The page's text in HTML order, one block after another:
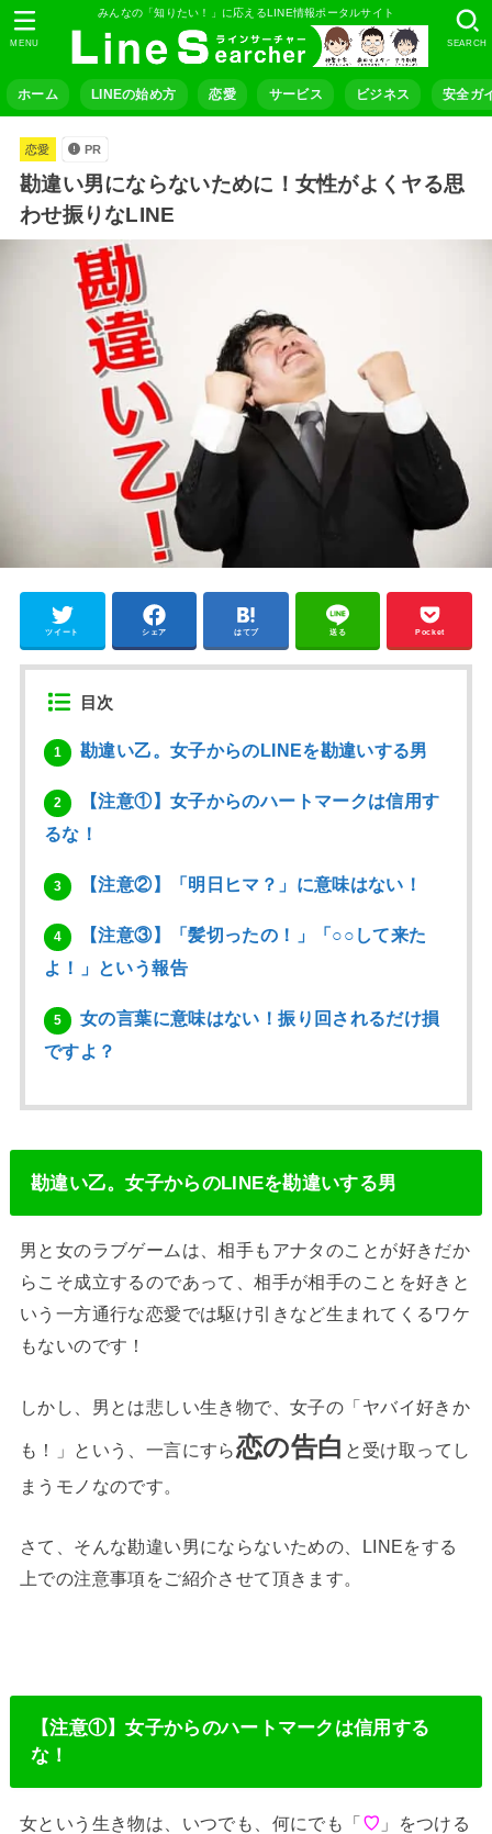
みんなの「知りたい！」に応えるLINE情報ポータルサイト
ホーム LINEの始め方 恋愛 サービス ビジネス 安全ガ
SEARCH
MENU
恋愛 PR
勘違い男にならないために！女性がよくヤる思
わせ振りなLINE
ツイート シェア はてブ 送る Pocket
目次
1 勘違い乙。女子からのLINEを勘違いする男
2
【注意①】女子からのハートマークは信用す
るな！
3 【注意②】「明日ヒマ？」に意味はない！
4
【注意③】「髪切ったの！」「○○して来た
よ！」という報告
5
女の言葉に意味はない！振り回されるだけ損
ですよ？
勘違い乙。女子からのLINEを勘違いする男
男と女のラブゲームは、相手もアナタのことが好きだか
らこそ成立するのであって、相手が相手のことを好きと
いう一方通行な恋愛では駆け引きなど生まれてくるワケ
もないのです！
しかし、男とは悲しい生き物で、女子の「ヤバイ好きか
も！」という、一言にすら恋の告白 と受け取ってし
まうモノなのです。
さて、そんな勘違い男にならないための、LINEをする
上での注意事項をご紹介させて頂きます。
【注意①】女子からのハートマークは信用する
な！
女という生き物は、いつでも、何にでも「♡ 」をつける